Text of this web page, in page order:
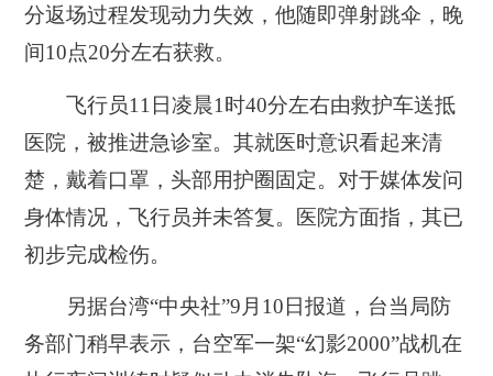
分返场过程发现动力失效，他随即弹射跳伞，晚
间10点20分左右获救。
飞行员11日凌晨1时40分左右由救护车送抵
医院，被推进急诊室。其就医时意识看起来清
楚，戴着口罩，头部用护圈固定。对于媒体发问
身体情况，飞行员并未答复。医院方面指，其已
初步完成检伤。
另据台湾“中央社”9月10日报道，台当局防
务部门稍早表示，台空军一架“幻影2000”战机在